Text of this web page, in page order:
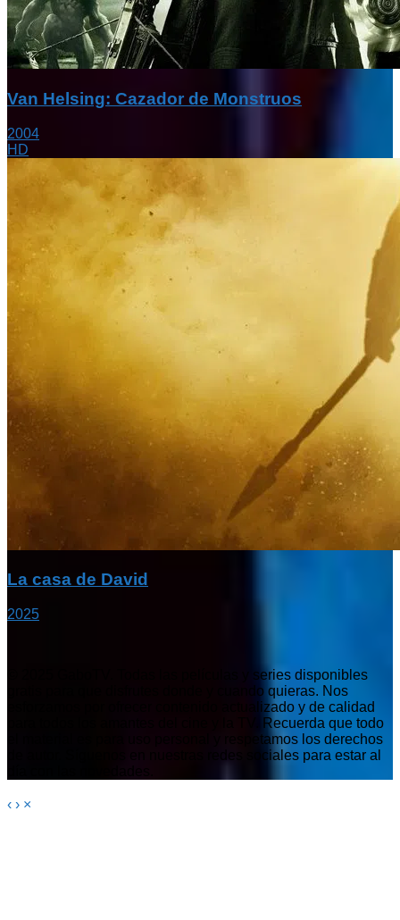
Van Helsing: Cazador de Monstruos
2004
HD
La casa de David
2025
© 2025 GaboTV. Todas las películas y series disponibles
gratis para que disfrutes donde y cuando quieras. Nos
esforzamos por ofrecer contenido actualizado y de calidad
para todos los amantes del cine y la TV. Recuerda que todo
el material es para uso personal y respetamos los derechos
de autor. Síguenos en nuestras redes sociales para estar al
‹ › ×